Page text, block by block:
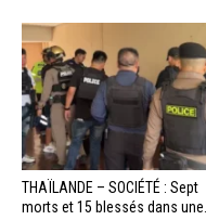
THAÏLANDE – SOCIÉTÉ : Sept
morts et 15 blessés dans une...